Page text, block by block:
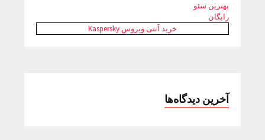
بهترین سئو
رایگان
خرید آنتی ویروس Kaspersky
آخرین دیدگاه‌ها